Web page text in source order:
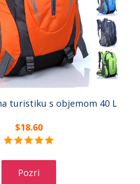
turistiku s objemom 40 L
$18.60
Pozri